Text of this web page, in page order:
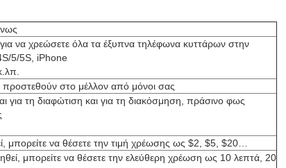
να χρεώσετε όλα τα έξυπνα τηλέφωνα κυττάρων στην
5/5S, iPhone
στο μέλλον από μόνοι σας
τη διαφώτιση και για τη διακόσμηση, πράσινο φως
να θέσετε την τιμή χρέωσης ως $2, $5, $20…
μπορείτε να θέσετε την ελεύθερη χρέωση ως 10 λεπτά, 20